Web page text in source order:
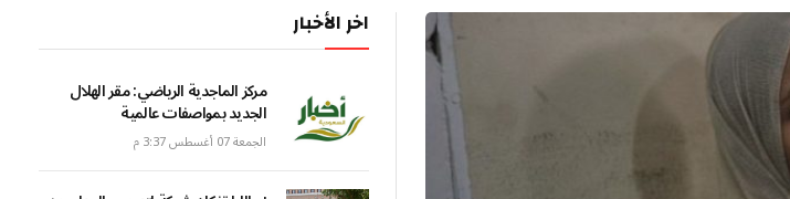
اخر الأخبار
مركز الماجدية الرياضي: مقر الهلال
الجديد بمواصفات عالمية
الجمعة 07 أغسطس 3:37 م